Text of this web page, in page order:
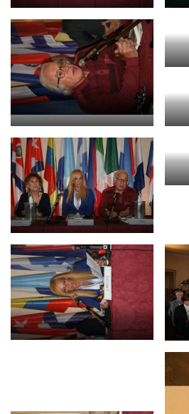
Audios
BIBLIOTECA
Biblioteca
Publicaciones
OPORTUNIDADES
Convocatorias
Becas
Alta Formación
Para las empresas
Registro de proveedores
Contratos/Acuerdos/Grant